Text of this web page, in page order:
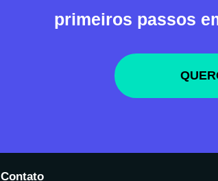
primeiros passos
Contato